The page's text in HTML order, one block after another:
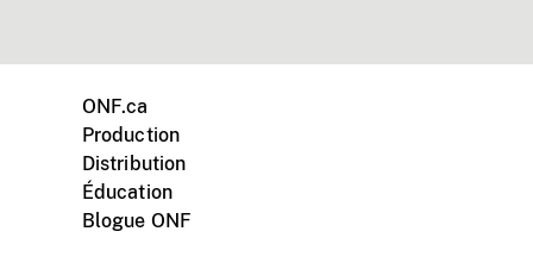
ONF.ca
Production
Distribution
Éducation
Blogue ONF